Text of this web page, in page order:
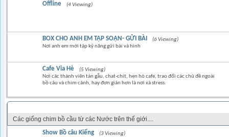
Offline (4 Viewing)
BOX CHO ANH EM TẬP SOẠN- GỬI BÀI
(6 Viewing)
Nơi anh em mới tập kỹ năng gửi bài và hình
Cafe Vỉa Hè
(5 Viewing)
Nơi các thành viên tán gẫu, chat-chit, hẹn hò cafe, trao đổi các chủ đề ngoài
bồ câu và chim cảnh, hay đơn giản hơn là nơi xả stress.
Các giống chim bồ cầu từ các Nước trên thế giới....
Show Bồ câu Kiểng
(3 Viewing)